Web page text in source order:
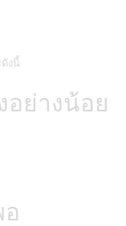
งนี้
อย่างน้อย